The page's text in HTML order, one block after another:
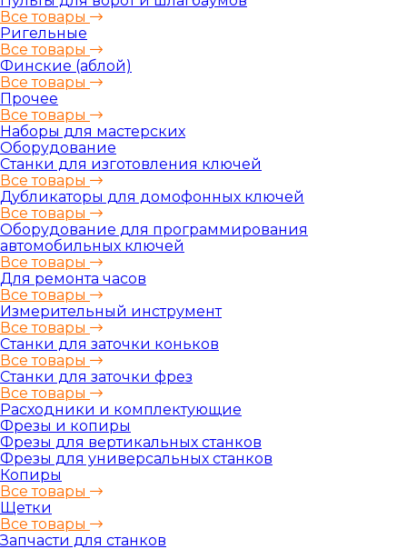
Все товары
Ригельные
Все товары
Финские (аблой)
Все товары
Прочее
Все товары
Наборы для мастерских
Оборудование
Станки для изготовления ключей
Все товары
Дубликаторы для домофонных ключей
Все товары
Оборудование для программирования
автомобильных ключей
Все товары
Для ремонта часов
Все товары
Измерительный инструмент
Все товары
Станки для заточки коньков
Все товары
Станки для заточки фрез
Все товары
Расходники и комплектующие
Фрезы и копиры
Фрезы для вертикальных станков
Фрезы для универсальных станков
Копиры
Все товары
Щетки
Все товары
Запчасти для станков